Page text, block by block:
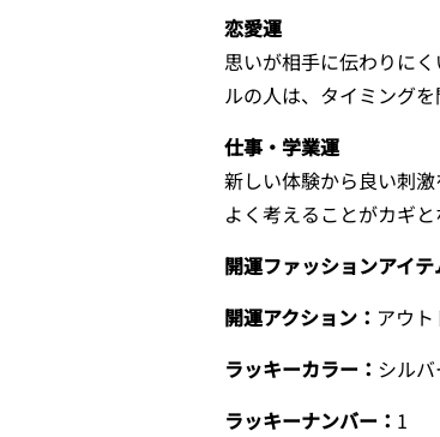
恋愛運
思いが相手に伝わりに
ルの人は、タイミング
仕事・学業運
新しい体験から良い刺
よく考えることがカギと
開運ファッションアイテ
開運アクション： アウト
ラッキーカラー： シルバ
ラッキーナンバー： 1